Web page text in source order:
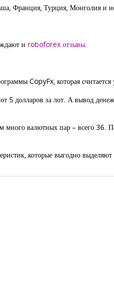
Франция, Турция, Монголия и
и roboforex отзывы.
CopyFx, которая
долларов за лот. А вывод
валютных пар – всего 36.
которые выгодно